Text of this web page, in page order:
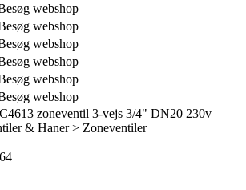
webshop
webshop
webshop
webshop
webshop
webshop
zoneventil 3-vejs 3/4" DN20 230v
& Haner > Zoneventiler